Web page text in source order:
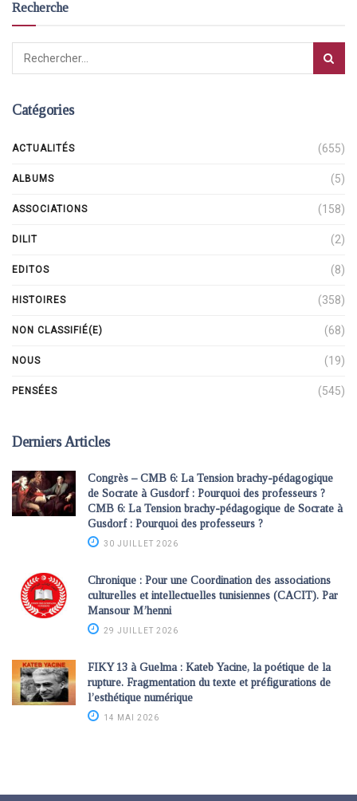
Recherche
Catégories
ACTUALITÉS (655)
ALBUMS (5)
ASSOCIATIONS (158)
DILIT (2)
EDITOS (8)
HISTOIRES (358)
NON CLASSIFIÉ(E) (68)
NOUS (19)
PENSÉES (545)
Derniers Articles
Congrès – CMB 6: La Tension brachy-pédagogique
de Socrate à Gusdorf : Pourquoi des professeurs ?
CMB 6: La Tension brachy-pédagogique de Socrate à
Gusdorf : Pourquoi des professeurs ?
30 JUILLET 2026
Chronique : Pour une Coordination des associations
culturelles et intellectuelles tunisiennes (CACIT). Par
Mansour M’henni
29 JUILLET 2026
FIKY 13 à Guelma : Kateb Yacine, la poétique de la
rupture. Fragmentation du texte et préfigurations de
l’esthétique numérique
14 MAI 2026